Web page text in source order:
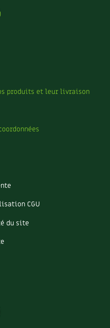
Youtube
produits et leur livraison
CGU
du site